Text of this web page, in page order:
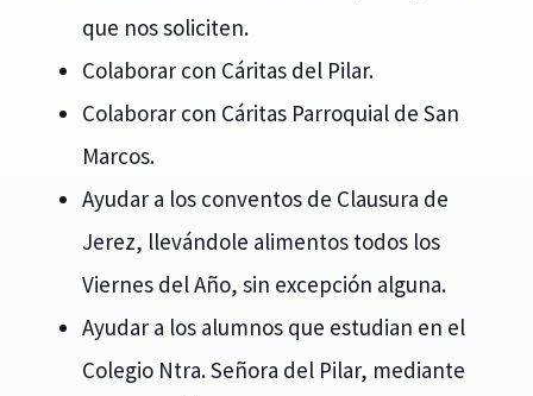
que nos soliciten.
Colaborar con Cáritas del Pilar.
Colaborar con Cáritas Parroquial de San
Marcos.
Ayudar a los conventos de Clausura de
Jerez, llevándole alimentos todos los
Viernes del Año, sin excepción alguna.
Ayudar a los alumnos que estudian en el
Colegio Ntra. Señora del Pilar, mediante